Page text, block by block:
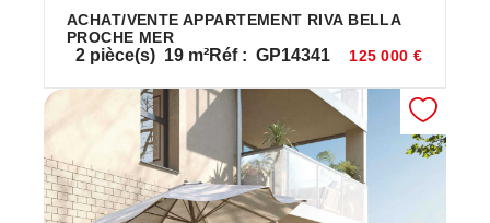
ACHAT/VENTE APPARTEMENT RIVA BELLA
PROCHE MER
2 pièce(s) 19 m²Réf : GP14341 125 000 €